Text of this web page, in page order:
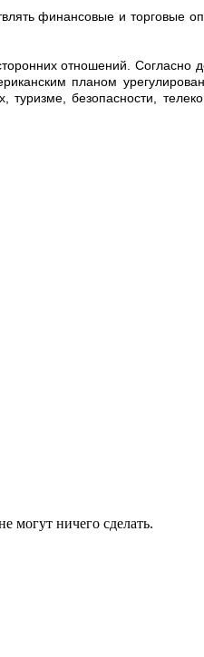
финансовые и торговые
отношений. Согласно
планом
безопасности,
могут ничего сделать.